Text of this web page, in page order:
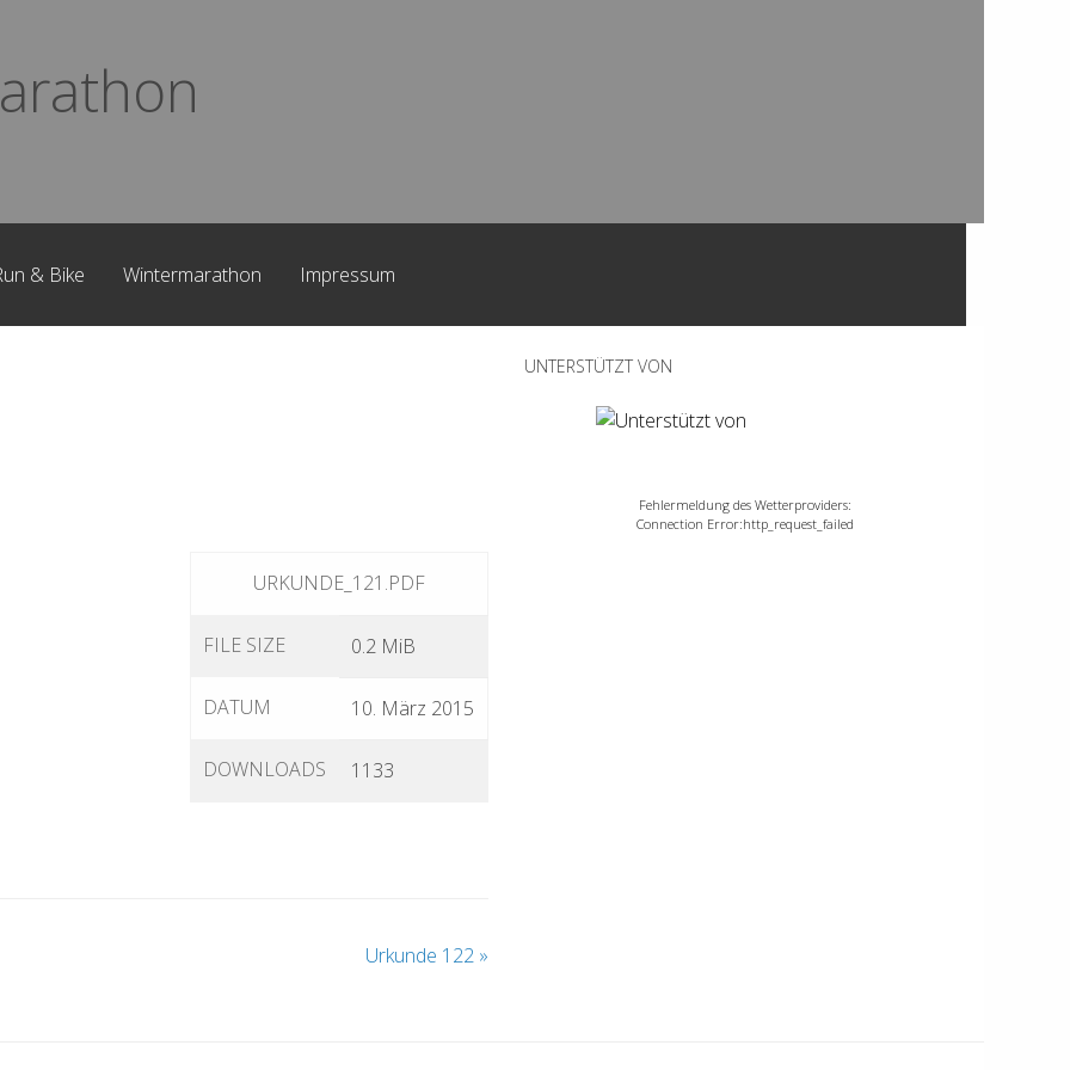
& Bike Wintermarathon Impressum
URKUNDE_121.PDF
FILE SIZE 0.2 MiB
DATUM 10. März 2015
DOWNLOADS 1133
Urkunde 122 »
UNTERSTÜTZT VON
Fehlermeldung des Wetterproviders:
Connection Error:http_request_failed